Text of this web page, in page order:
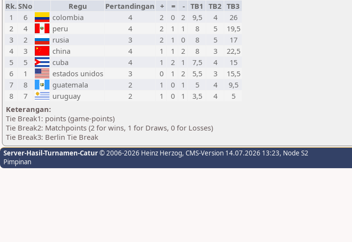
Rk.SNo Regu Pertandingan + = - TB1 TB2 TB3
1
6 colombia 4 2 0 2 9,5 4
26
2
4 peru 4 2 1 1 8 5
19,5
3
2 rusia 3 2 1 0 8 5
17
4
3 china 4 1 1 2 8 3
22,5
5
5 cuba 4 1 2 1 7,5 4
15
6
1 estados unidos 3 0 1 2 5,5 3
15,5
7
8 guatemala 2 1 0 1 5 4
9,5
8
7 uruguay 2 1 0 1 3,5 4
5
Keterangan:
Tie Break1: points (game-points)
Tie Break2: Matchpoints (2 for wins, 1 for Draws, 0 for Losses)
Tie Break3: Berlin Tie Break
Server-Hasil-Turnamen-Catur© 2006-2026 Heinz Herzog, CMS-Version 14.07.2026 13:23, Node S2
Pimpinan